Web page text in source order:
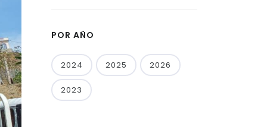
POR AÑO
2024 2025 2026
2023